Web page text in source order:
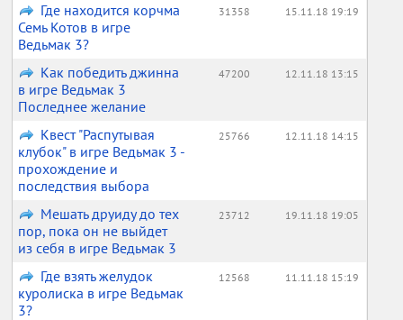
Где находится корчма
Семь Котов в игре
Ведьмак 3?
31358 15.11.18 19:19
Как победить джинна
в игре Ведьмак 3
Последнее желание
47200 12.11.18 13:15
Квест "Распутывая
клубок" в игре Ведьмак 3 -
прохождение и
последствия выбора
25766 12.11.18 14:15
Мешать друиду до тех
пор, пока он не выйдет
из себя в игре Ведьмак 3
23712 19.11.18 19:05
Где взять желудок
куролиска в игре Ведьмак
3?
12568 11.11.18 15:19